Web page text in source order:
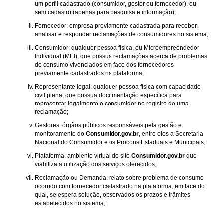
um perfil cadastrado (consumidor, gestor ou fornecedor), ou
sem cadastro (apenas para pesquisa e informação);
Fornecedor: empresa previamente cadastrada para receber,
analisar e responder reclamações de consumidores no sistema;
Consumidor: qualquer pessoa física, ou Microempreendedor
Individual (MEI), que possua reclamações acerca de problemas
de consumo vivenciados em face dos fornecedores
previamente cadastrados na plataforma;
Representante legal: qualquer pessoa física com capacidade
civil plena, que possua documentação específica para
representar legalmente o consumidor no registro de uma
reclamação;
Gestores: órgãos públicos responsáveis pela gestão e
monitoramento do Consumidor.gov.br, entre eles a Secretaria
Nacional do Consumidor e os Procons Estaduais e Municipais;
Plataforma: ambiente virtual do site Consumidor.gov.br que
viabiliza a utilização dos serviços oferecidos;
Reclamação ou Demanda: relato sobre problema de consumo
ocorrido com fornecedor cadastrado na plataforma, em face do
qual, se espera solução, observados os prazos e trâmites
estabelecidos no sistema;